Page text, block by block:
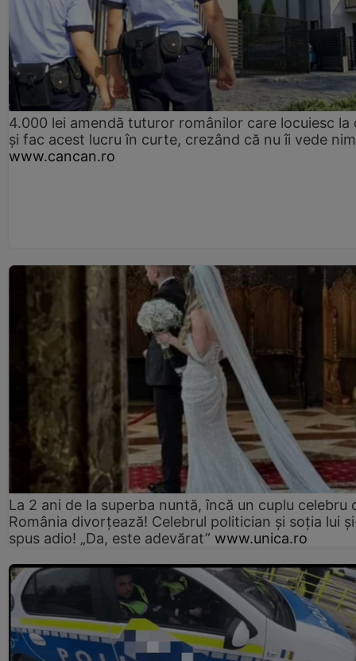
4.000 lei amendă tuturor românilor care locuiesc la
și fac acest lucru în curte, crezând că nu îi vede
www.cancan.ro
La 2 ani de la superba nuntă, încă un cuplu celebru
România divorțează! Celebrul politician și soția lui
spus adio! „Da, este adevărat” www.unica.ro